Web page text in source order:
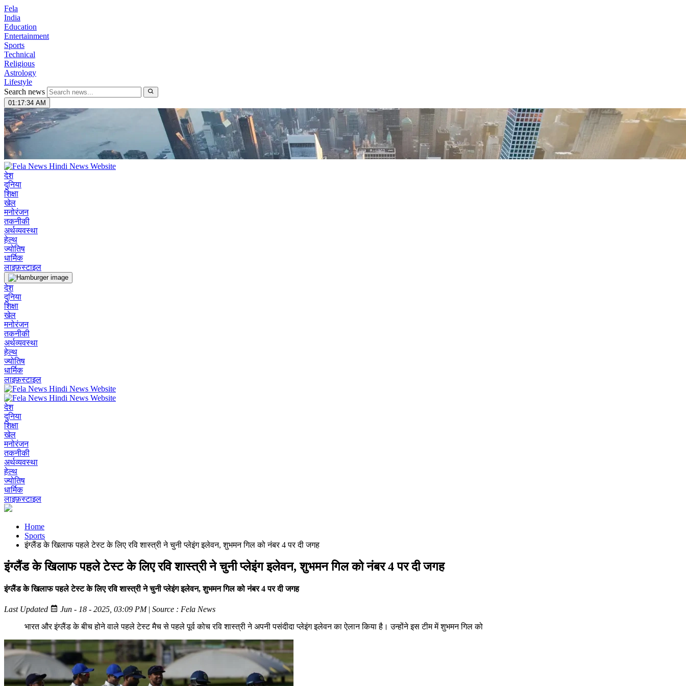
Fela
India
Education
Entertainment
Sports
Technical
Religious
Astrology
Lifestyle
Search news
01:17:35 AM
देश
दुनिया
शिक्षा
खेल
मनोरंजन
तकनीकी
अर्थव्यवस्था
हेल्थ
ज्योतिष
धार्मिक
लाइफ़स्टाइल
देश
दुनिया
शिक्षा
खेल
मनोरंजन
तकनीकी
अर्थव्यवस्था
हेल्थ
ज्योतिष
धार्मिक
लाइफ़स्टाइल
देश
दुनिया
शिक्षा
खेल
मनोरंजन
तकनीकी
अर्थव्यवस्था
हेल्थ
ज्योतिष
धार्मिक
लाइफ़स्टाइल
Home
Sports
इंग्लैंड के खिलाफ पहले टेस्ट के लिए रवि शास्त्री ने चुनी प्लेइंग इलेवन, शुभमन गिल को नंबर 4 पर दी जगह
इंग्लैंड के खिलाफ पहले टेस्ट के लिए रवि शास्त्री ने चुनी प्लेइंग इलेवन, शुभमन गिल को नंबर 4 पर दी जगह
इंग्लैंड के खिलाफ पहले टेस्ट के लिए रवि शास्त्री ने चुनी प्लेइंग इलेवन, शुभमन गिल को नंबर 4 पर दी जगह
Last Updated Jun - 18 - 2025, 03:09 PM| Source : Fela News
भारत और इंग्लैंड के बीच होने वाले पहले टेस्ट मैच से पहले पूर्व कोच रवि शास्त्री ने अपनी पसंदीदा प्लेइंग इलेवन का ऐलान किया है। उन्होंने इस टीम में शुभमन गिल को